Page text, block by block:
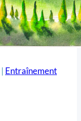
| Entraînement